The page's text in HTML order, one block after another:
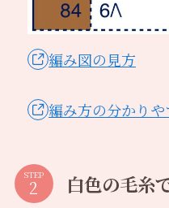
編み図の見方
編み方の分かり
STEP 白色の毛糸